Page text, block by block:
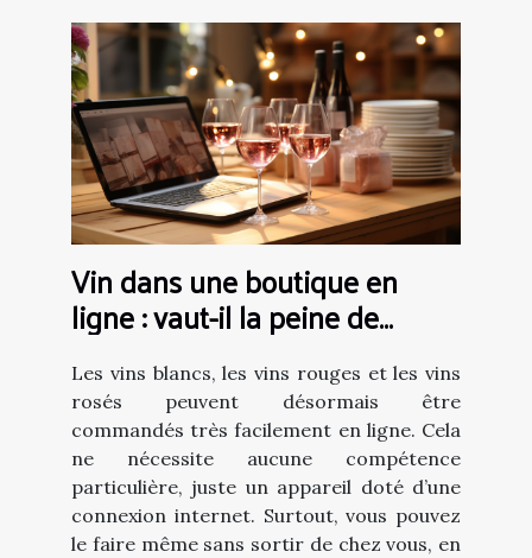
Vin dans une boutique en
ligne : vaut-il la peine de
commander du vin en ligne ?
Les vins blancs, les vins rouges et les vins
rosés peuvent désormais être
commandés très facilement en ligne. Cela
ne nécessite aucune compétence
particulière, juste un appareil doté d’une
connexion internet. Surtout, vous pouvez
le faire même sans sortir de chez vous, en